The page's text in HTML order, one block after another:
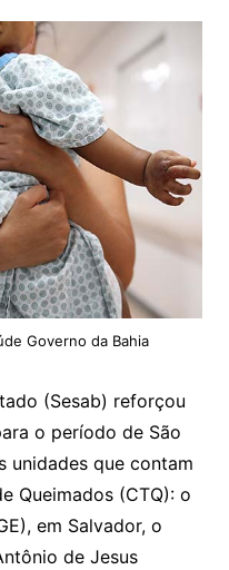
Governo da Bahia
(Sesab) reforçou
o período de São
unidades que contam
Queimados (CTQ): o
em Salvador, o
de Jesus